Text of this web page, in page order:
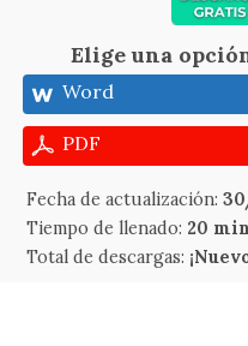
Elige una
Word
PDF
Fecha de actualización:
Tiempo de llenado: 20
Total de descargas: